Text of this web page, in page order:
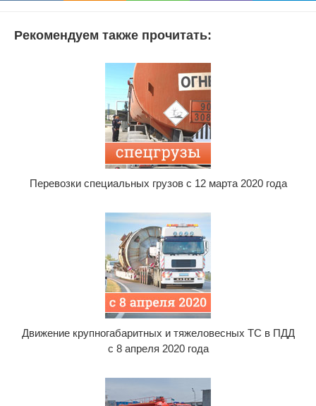
Рекомендуем также прочитать:
Перевозки специальных грузов с 12 марта 2020 года
Движение крупногабаритных и тяжеловесных ТС в ПДД
с 8 апреля 2020 года